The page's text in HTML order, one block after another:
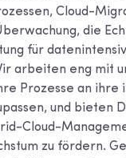
Cloud-
die
für
arbeiten eng mit
Prozesse an ihre
und bieten
Cloud-
zu fördern.